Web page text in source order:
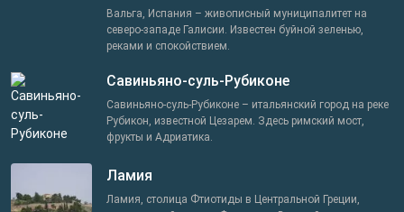
Вальга, Испания – живописный муниципалитет на
северо-западе Галисии. Известен буйной зеленью,
реками и спокойствием.
Савиньяно-суль-Рубиконе
Савиньяно-суль-Рубиконе – итальянский город на реке
Рубикон, известной Цезарем. Здесь римский мост,
фрукты и Адриатика.
Ламия
Ламия, столица Фтиотиды в Центральной Греции,